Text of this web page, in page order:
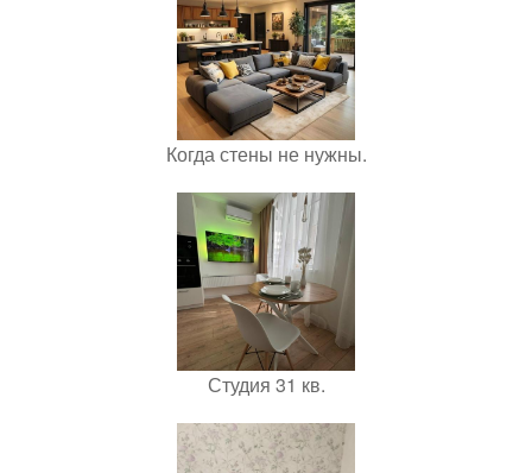
Когда стены не нужны.
Студия 31 кв.